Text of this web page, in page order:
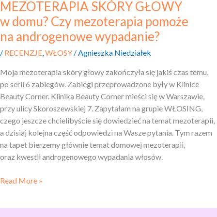
MEZOTERAPIA SKÓRY GŁOWY
w domu? Czy mezoterapia pomoże
na androgenowe wypadanie?
/ RECENZJE WŁOSY / Agnieszka Niedziałek
Moja mezoterapia skóry głowy zakończyła się jakiś czas temu,
po serii 6 zabiegów. Zabiegi przeprowadzone były w Klinice
Beauty Corner. Klinika Beauty Corner mieści się w Warszawie,
przy ulicy Skoroszewskiej 7. Zapytałam na grupie WŁOSING,
czego jeszcze chcielibyście się dowiedzieć na temat mezoterapii,
a dzisiaj kolejna część odpowiedzi na Wasze pytania. Tym razem
na tapet bierzemy głównie temat domowej mezoterapii,
oraz kwestii androgenowego wypadania włosów.
Read More »